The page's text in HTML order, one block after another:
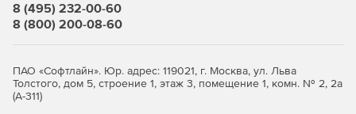
нарушения правил дорожного движения и собирать
информацию для анализа транспортных потоков и
«Face-Интеллект» – решение для мест массового
скопления людей, важных инфраструктурных
8 (495) 232-00-60
8 (800) 200-08-60
ПАО «Софтлайн». Юр. адрес: 119021, г. Москва, ул. Льва
Толстого, дом 5, строение 1, этаж 3, помещение 1, комн. № 2, 2а
(А-311)